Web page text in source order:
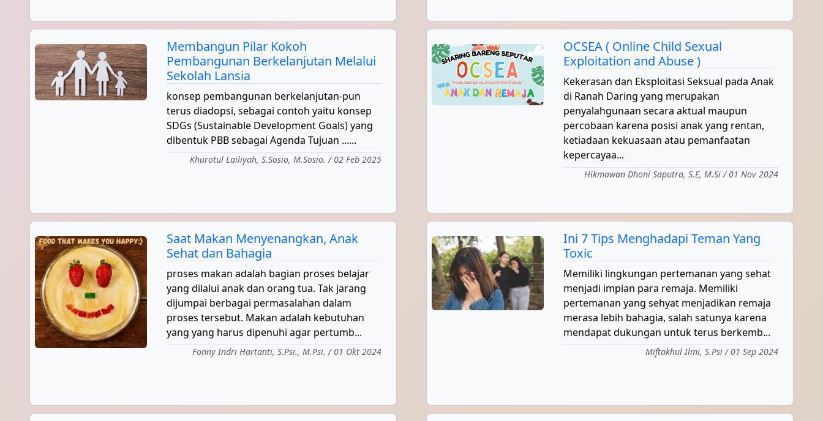
Membangun Pilar Kokoh
Pembangunan Berkelanjutan Melalui
Sekolah Lansia
konsep pembangunan berkelanjutan-pun
terus diadopsi, sebagai contoh yaitu konsep
SDGs (Sustainable Development Goals) yang
dibentuk PBB sebagai Agenda Tujuan ......
Khurotul Lailiyah, S.Sosio, M.Sosio. / 02 Feb 2025
OCSEA ( Online Child Sexual
Exploitation and Abuse )
Kekerasan dan Eksploitasi Seksual pada Anak
di Ranah Daring yang merupakan
penyalahgunaan secara aktual maupun
percobaan karena posisi anak yang rentan,
ketiadaan kekuasaan atau pemanfaatan
kepercayaa...
Hikmawan Dhoni Saputra, S.E, M.Si / 01 Nov 2024
Saat Makan Menyenangkan, Anak
Sehat dan Bahagia
proses makan adalah bagian proses belajar
yang dilalui anak dan orang tua. Tak jarang
dijumpai berbagai permasalahan dalam
proses tersebut. Makan adalah kebutuhan
yang yang harus dipenuhi agar pertumb...
Fonny Indri Hartanti, S.Psi., M.Psi. / 01 Okt 2024
Ini 7 Tips Menghadapi Teman Yang
Toxic
Memiliki lingkungan pertemanan yang sehat
menjadi impian para remaja. Memiliki
pertemanan yang sehyat menjadikan remaja
merasa lebih bahagia, salah satunya karena
mendapat dukungan untuk terus berkemb...
Miftakhul Ilmi, S.Psi / 01 Sep 2024